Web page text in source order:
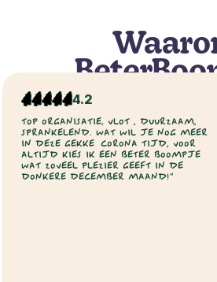
4.2
TOP ORGANISATIE, VLOT , DUURZAAM,
SPRANKELEND. WAT WIL JE NOG MEER
IN DEZE GEKKE CORONA TIJD, VOOR
ALTIJD KIES IK EEN BETER BOOMPJE
WAT ZOVEEL PLEZIER GEEFT IN DE
DONKERE DECEMBER MAAND!”